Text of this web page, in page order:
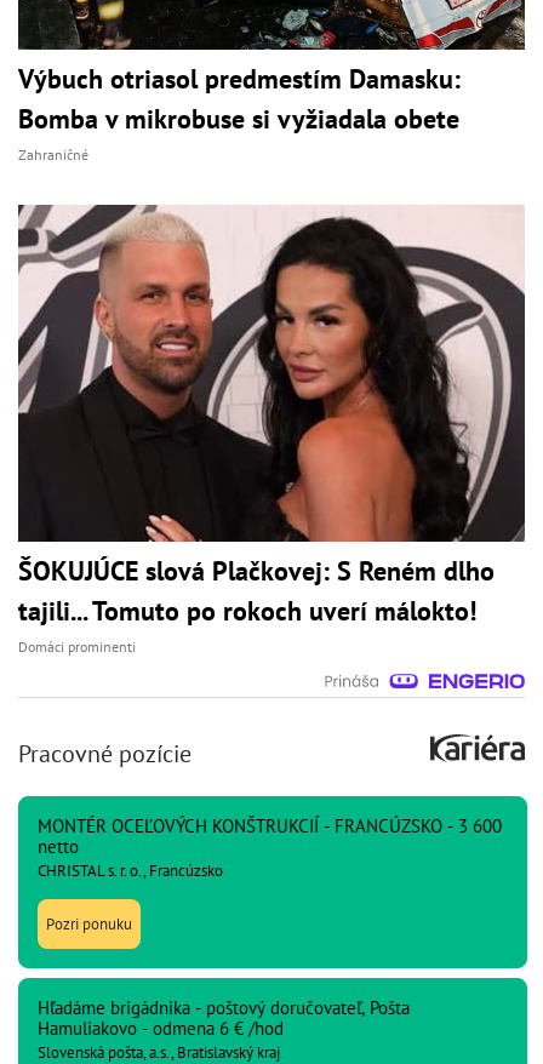
Výbuch otriasol predmestím Damasku:
Bomba v mikrobuse si vyžiadala obete
Zahraničné
ŠOKUJÚCE slová Plačkovej: S Reném dlho
tajili... Tomuto po rokoch uverí málokto!
Domáci prominenti
Pracovné pozície
MONTÉR OCEĽOVÝCH KONŠTRUKCIÍ - FRANCÚZSKO - 3 600
netto
CHRISTAL s. r. o., Francúzsko
Pozri ponuku
Hľadáme brigádnika - poštový doručovateľ, Pošta
Hamuliakovo - odmena 6 € /hod
Slovenská pošta, a.s., Bratislavský kraj